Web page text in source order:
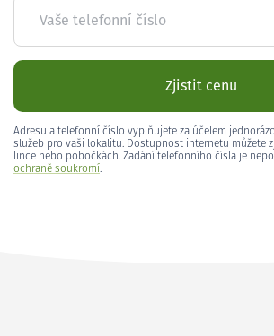
Vaše telefonní číslo
Zjistit cenu
Adresu a telefonní číslo vyplňujete za účelem
služeb pro vaši lokalitu. Dostupnost internetu můžete
lince nebo pobočkách. Zadání telefonního čísla je
ochraně soukromí.